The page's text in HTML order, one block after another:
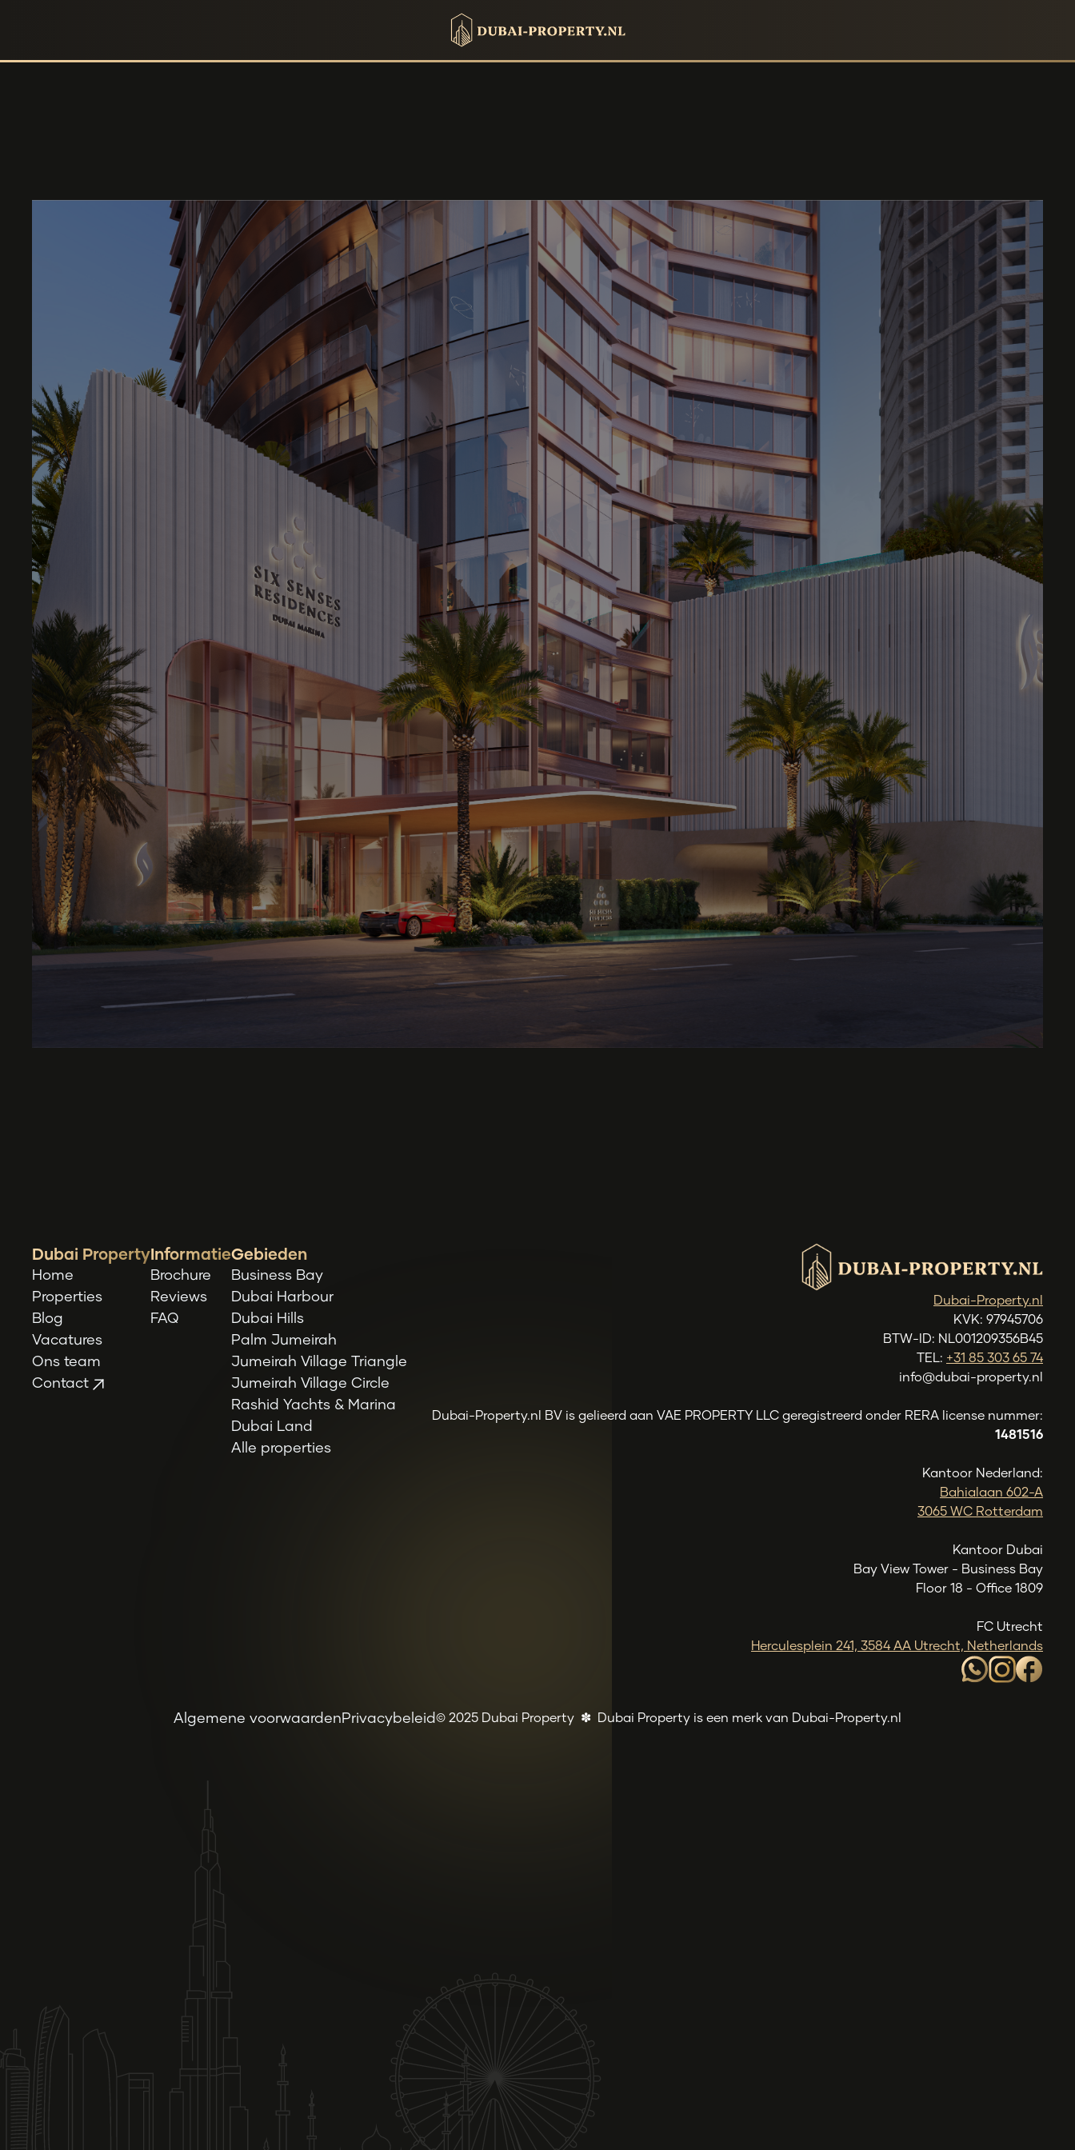
+31
Welke investeringsdoelen heeft u?
In welk type vastgoedobject bent u geïnteresseerd?
Wat is uw investeringsbudget?
Met wie heeft u gesproken?
Wie heeft u als eerste benaderd?
Opmerkingen
Dubai Property
Home
Properties
Blog
Vacatures
Ons team
Contact
Informatie
Brochure
Reviews
FAQ
Gebieden
Business Bay
Dubai Harbour
Dubai Hills
Palm Jumeirah
Jumeirah Village Triangle
Jumeirah Village Circle
Rashid Yachts & Marina
Dubai Land
Alle properties
Dubai-Property.nl
KVK: 97945706
BTW-ID: NL001209356B45
TEL: +31 85 303 65 74
info@dubai-property.nl
Dubai-Property.nl BV is gelieerd aan VAE PROPERTY LLC geregistreerd onder RERA license nummer:
1481516
Kantoor Nederland:
Bahialaan 602-A
3065 WC Rotterdam
Kantoor Dubai
Bay View Tower - Business Bay
Floor 18 - Office 1809
FC Utrecht
Herculesplein 241, 3584 AA Utrecht, Netherlands
Algemene voorwaardenPrivacybeleid© 2025 Dubai Property ✽ Dubai Property is een merk van Dubai-Property.nl